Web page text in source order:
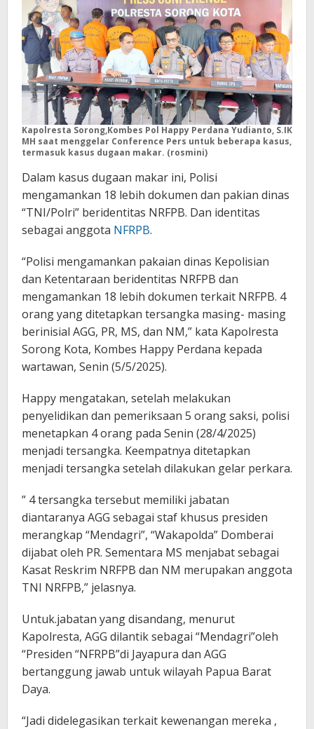
Kapolresta Sorong,Kombes Pol Happy Perdana Yudianto, S.IK
MH saat menggelar Conference Pers untuk beberapa kasus,
termasuk kasus dugaan makar. (rosmini)
Dalam kasus dugaan makar ini, Polisi
mengamankan 18 lebih dokumen dan pakian dinas
“TNI/Polri” beridentitas NRFPB. Dan identitas
sebagai anggota NFRPB.
“Polisi mengamankan pakaian dinas Kepolisian
dan Ketentaraan beridentitas NRFPB dan
mengamankan 18 lebih dokumen terkait NRFPB. 4
orang yang ditetapkan tersangka masing- masing
berinisial AGG, PR, MS, dan NM,” kata Kapolresta
Sorong Kota, Kombes Happy Perdana kepada
wartawan, Senin (5/5/2025).
Happy mengatakan, setelah melakukan
penyelidikan dan pemeriksaan 5 orang saksi, polisi
menetapkan 4 orang pada Senin (28/4/2025)
menjadi tersangka. Keempatnya ditetapkan
menjadi tersangka setelah dilakukan gelar perkara.
” 4 tersangka tersebut memiliki jabatan
diantaranya AGG sebagai staf khusus presiden
merangkap “Mendagri”, “Wakapolda” Domberai
dijabat oleh PR. Sementara MS menjabat sebagai
Kasat Reskrim NRFPB dan NM merupakan anggota
TNI NRFPB,” jelasnya.
Untuk.jabatan yang disandang, menurut
Kapolresta, AGG dilantik sebagai “Mendagri”oleh
“Presiden “NFRPB”di Jayapura dan AGG
bertanggung jawab untuk wilayah Papua Barat
Daya.
“Jadi didelegasikan terkait kewenangan mereka ,